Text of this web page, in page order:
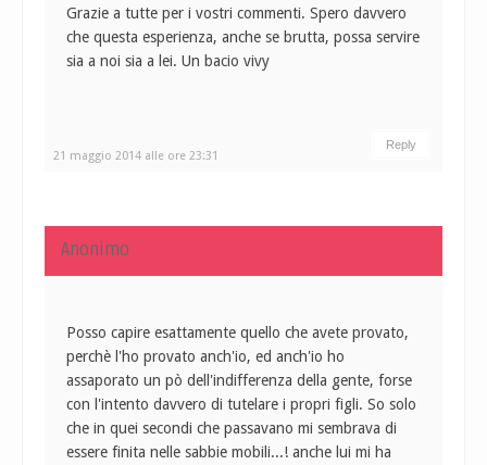
21 maggio 2014 alle ore 23:31
Grazie a tutte per i vostri commenti. Spero davvero
che questa esperienza, anche se brutta, possa servire
sia a noi sia a lei. Un bacio vivy
Reply
Anonimo
Posso capire esattamente quello che avete provato,
perchè l'ho provato anch'io, ed anch'io ho
assaporato un pò dell'indifferenza della gente, forse
con l'intento davvero di tutelare i propri figli. So solo
che in quei secondi che passavano mi sembrava di
essere finita nelle sabbie mobili...! anche lui mi ha